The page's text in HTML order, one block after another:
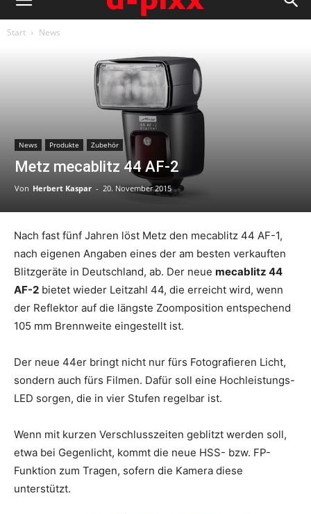
Start News
News Produkte Zubehör
Metz mecablitz 44 AF-2
Von Herbert Kaspar - 20. November 2015
Nach fast fünf Jahren löst Metz den mecablitz 44 AF-1,
nach eigenen Angaben eines der am besten verkauften
Blitzgeräte in Deutschland, ab. Der neue mecablitz 44
AF-2 bietet wieder Leitzahl 44, die erreicht wird, wenn
der Reflektor auf die längste Zoomposition entspechend
105 mm Brennweite eingestellt ist.
Der neue 44er bringt nicht nur fürs Fotografieren Licht,
sondern auch fürs Filmen. Dafür soll eine Hochleistungs-
LED sorgen, die in vier Stufen regelbar ist.
Wenn mit kurzen Verschlusszeiten geblitzt werden soll,
etwa bei Gegenlicht, kommt die neue HSS- bzw. FP-
Funktion zum Tragen, sofern die Kamera diese
unterstützt.